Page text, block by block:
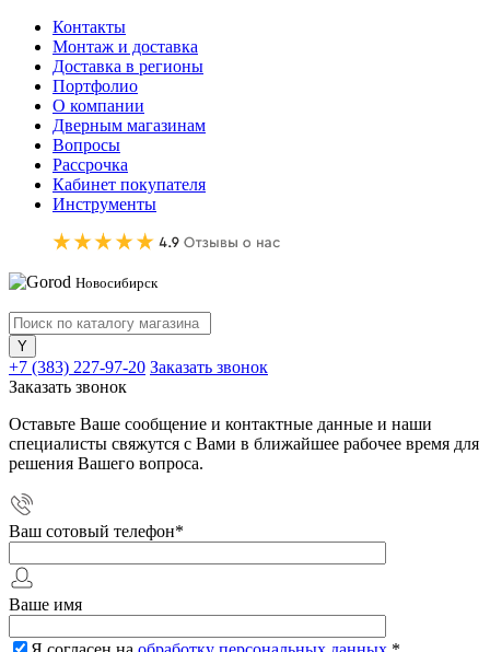
Контакты
Монтаж и доставка
Доставка в регионы
Портфолио
О компании
Дверным магазинам
Вопросы
Рассрочка
Кабинет покупателя
Инструменты
Новосибирск
+7 (383) 227-97-20 Заказать звонок
Заказать звонок
Оставьте Ваше сообщение и контактные данные и наши
специалисты свяжутся с Вами в ближайшее рабочее время для
решения Вашего вопроса.
Ваш сотовый телефон*
Ваше имя